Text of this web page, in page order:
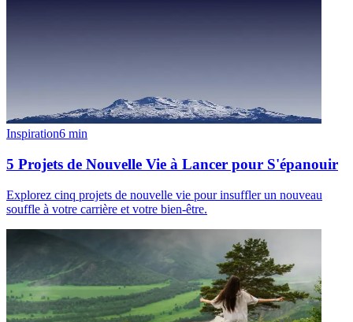
Inspiration6 min
5 Projets de Nouvelle Vie à Lancer pour S'épanouir
Explorez cinq projets de nouvelle vie pour insuffler un nouveau
souffle à votre carrière et votre bien-être.